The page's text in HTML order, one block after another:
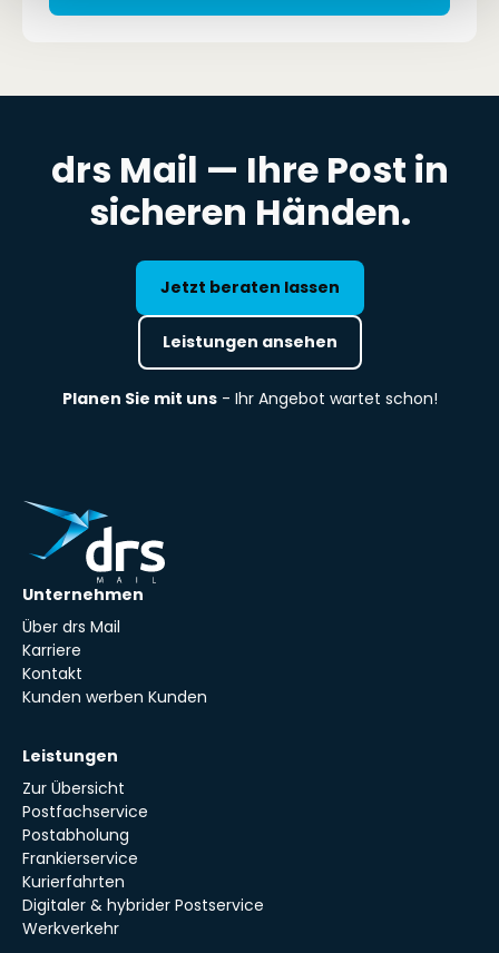
drs Mail — Ihre Post in
sicheren Händen.
Jetzt beraten lassen
Leistungen ansehen
Planen Sie mit uns- Ihr Angebot wartet schon!
Unternehmen
Über drs Mail
Karriere
Kontakt
Kunden werben Kunden
Leistungen
Zur Übersicht
Postfachservice
Postabholung
Frankierservice
Kurierfahrten
Digitaler & hybrider Postservice
Werkverkehr